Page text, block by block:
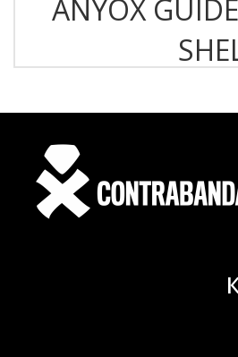
ANYOX